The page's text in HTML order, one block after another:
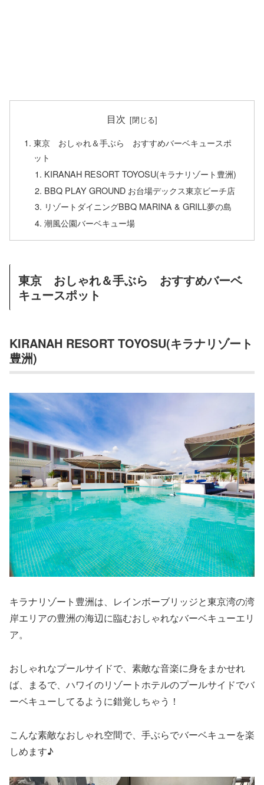
目次
東京 おしゃれ＆手ぶら おすすめバーベキュースポ
ット
KIRANAH RESORT TOYOSU(キラナリゾート豊洲)
BBQ PLAY GROUND お台場デックス東京ビーチ店
リゾートダイニングBBQ MARINA & GRILL夢の島
潮風公園バーベキュー場
東京 おしゃれ＆手ぶら おすすめバーベ
キュースポット
KIRANAH RESORT TOYOSU(キラナリゾート
豊洲)
キラナリゾート豊洲は、レインボーブリッジと東京湾の湾
岸エリアの豊洲の海辺に臨むおしゃれなバーベキューエリ
ア。
おしゃれなプールサイドで、素敵な音楽に身をまかせれ
ば、まるで、ハワイのリゾートホテルのプールサイドでバ
ーベキューしてるように錯覚しちゃう！
こんな素敵なおしゃれ空間で、手ぶらでバーベキューを楽
しめます♪